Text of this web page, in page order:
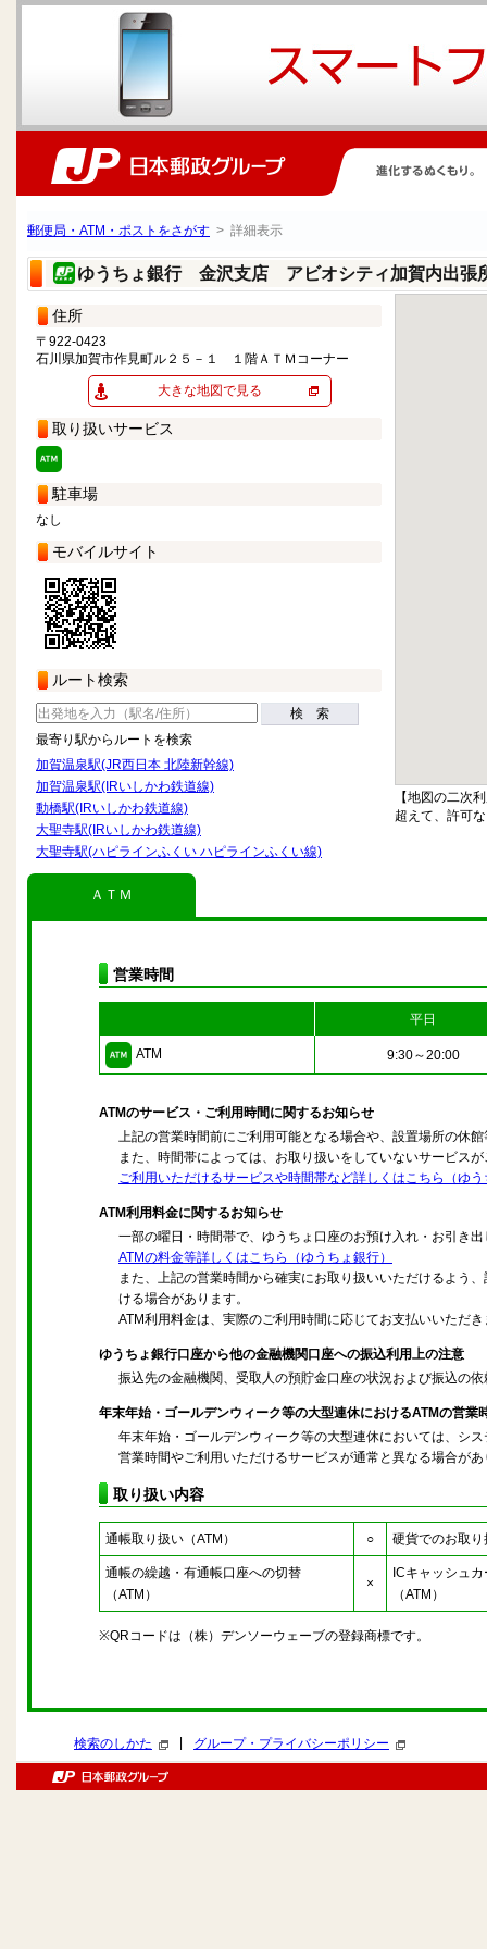
郵便局・ATM・ポストをさがす > 詳細表示
ゆうちょ銀行 金沢支店 アビオシティ加賀内出張
住所
〒922-0423
石川県加賀市作見町ル２５－１ １階ＡＴＭコーナー
大きな地図で見る
取り扱いサービス
駐車場
なし
モバイルサイト
ルート検索
検 索
最寄り駅からルートを検索
加賀温泉駅(JR西日本 北陸新幹線)
加賀温泉駅(IRいしかわ鉄道線)
動橋駅(IRいしかわ鉄道線)
大聖寺駅(IRいしかわ鉄道線)
大聖寺駅(ハピラインふくい ハピラインふくい線)
【地図の二次
超えて、許可
ＡＴＭ
営業時間
平日
ATM 9:30～20:00
ATMのサービス・ご利用時間に関するお知らせ
上記の営業時間前にご利用可能となる場合や、設置場所の休
また、時間帯によっては、お取り扱いをしていないサービス
ご利用いただけるサービスや時間帯など詳しくはこちら（ゆ
ATM利用料金に関するお知らせ
一部の曜日・時間帯で、ゆうちょ口座のお預け入れ・お引き
ATMの料金等詳しくはこちら（ゆうちょ銀行）
また、上記の営業時間から確実にお取り扱いいただけるよう
ける場合があります。
ATM利用料金は、実際のご利用時間に応じてお支払いいただ
ゆうちょ銀行口座から他の金融機関口座への振込利用上の注意
振込先の金融機関、受取人の預貯金口座の状況および振込の
年末年始・ゴールデンウィーク等の大型連休におけるATMの営業
年末年始・ゴールデンウィーク等の大型連休においては、シ
営業時間やご利用いただけるサービスが通常と異なる場合が
取り扱い内容
通帳取り扱い（ATM） ○ 硬貨でのお取り
通帳の繰越・有通帳口座への切替
（ATM）
×
ICキャッシュ
（ATM）
※QRコードは（株）デンソーウェーブの登録商標です。
検索のしかた グループ・プライバシーポリシー